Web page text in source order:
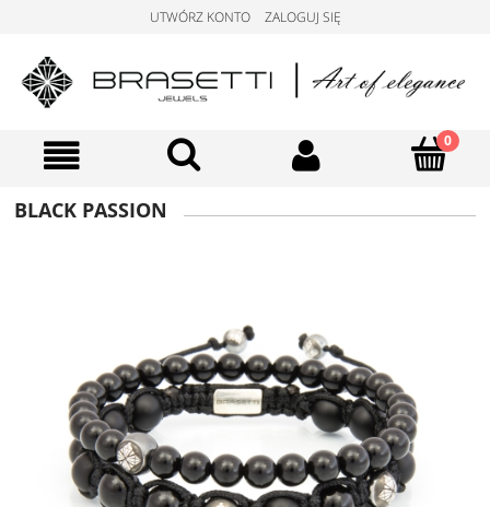
UTWÓRZ KONTO ZALOGUJ SIĘ
BLACK PASSION